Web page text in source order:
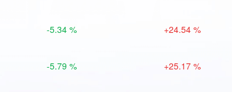
-5.34 % +24.54 %
-5.79 % +25.17 %